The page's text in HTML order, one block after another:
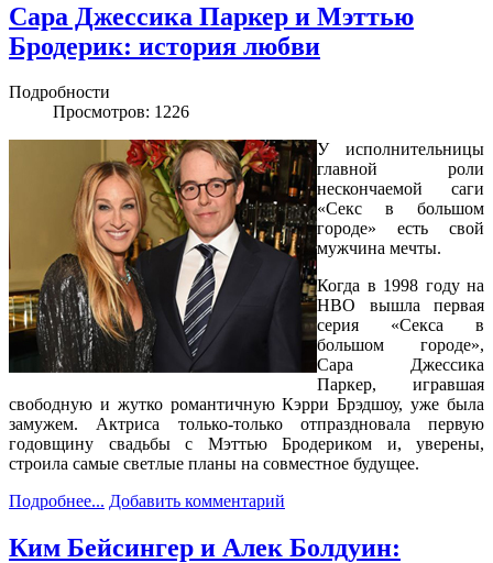
Сара Джессика Паркер и Мэттью
Бродерик: история любви
Подробности
Просмотров: 1226
У исполнительницы
главной роли
нескончаемой саги
«Секс в большом
городе» есть свой
мужчина мечты.
Когда в 1998 году на
HBO вышла первая
серия «Секса в
большом городе»,
Сара Джессика
Паркер, игравшая
свободную и жутко романтичную Кэрри Брэдшоу, уже была
замужем. Актриса только-только отпраздновала первую
годовщину свадьбы с Мэттью Бродериком и, уверены,
строила самые светлые планы на совместное будущее.
Подробнее... Добавить комментарий
Ким Бейсингер и Алек Болдуин: